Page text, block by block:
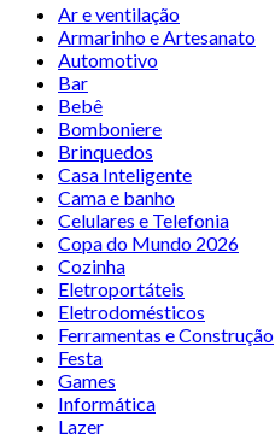
Ar e ventilação
Armarinho e Artesanato
Automotivo
Bar
Bebê
Bomboniere
Brinquedos
Casa Inteligente
Cama e banho
Celulares e Telefonia
Copa do Mundo 2026
Cozinha
Eletroportáteis
Eletrodomésticos
Ferramentas e Construção
Festa
Games
Informática
Lazer